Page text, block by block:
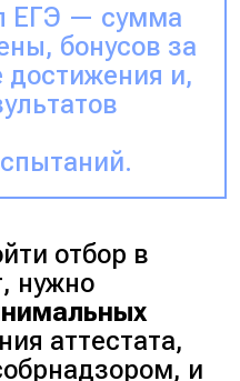
ЕГЭ — сумма
бонусов за
и,
отбор в
нужно
аттестата,
и